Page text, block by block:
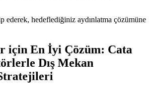
ederek, hedeflediğiniz aydınlatma çözümüne
için En İyi Çözüm: Cata
Dış Mekan